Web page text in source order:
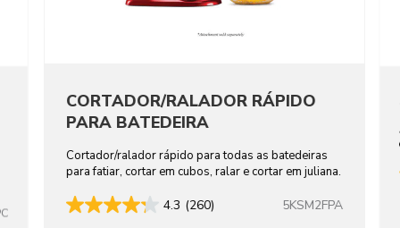
CORTADOR/RALADOR RÁPIDO
PARA BATEDEIRA
Cortador/ralador rápido para todas as batedeiras
para fatiar, cortar em cubos, ralar e cortar em juliana.
4.3 (260) 5KSM2FPA